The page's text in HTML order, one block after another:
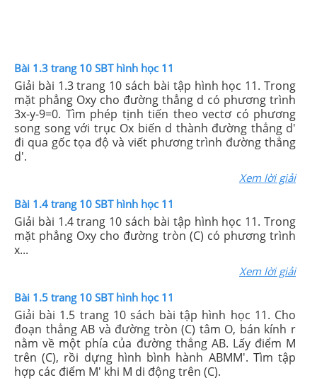
Bài 1.3 trang 10 SBT hình học 11
Giải bài 1.3 trang 10 sách bài tập hình học 11. Trong
mặt phẳng Oxy cho đường thẳng d có phương trình
3x-y-9=0. Tìm phép tịnh tiến theo vectơ có phương
song song với trục Ox biến d thành đường thẳng d'
đi qua gốc tọa độ và viết phương trình đường thẳng
d'.
Xem lời giải
Bài 1.4 trang 10 SBT hình học 11
Giải bài 1.4 trang 10 sách bài tập hình học 11. Trong
mặt phẳng Oxy cho đường tròn (C) có phương trình
x...
Xem lời giải
Bài 1.5 trang 10 SBT hình học 11
Giải bài 1.5 trang 10 sách bài tập hình học 11. Cho
đoạn thẳng AB và đường tròn (C) tâm O, bán kính r
nằm về một phía của đường thẳng AB. Lấy điểm M
trên (C), rồi dựng hình bình hành ABMM'. Tìm tập
hợp các điểm M' khi M di động trên (C).